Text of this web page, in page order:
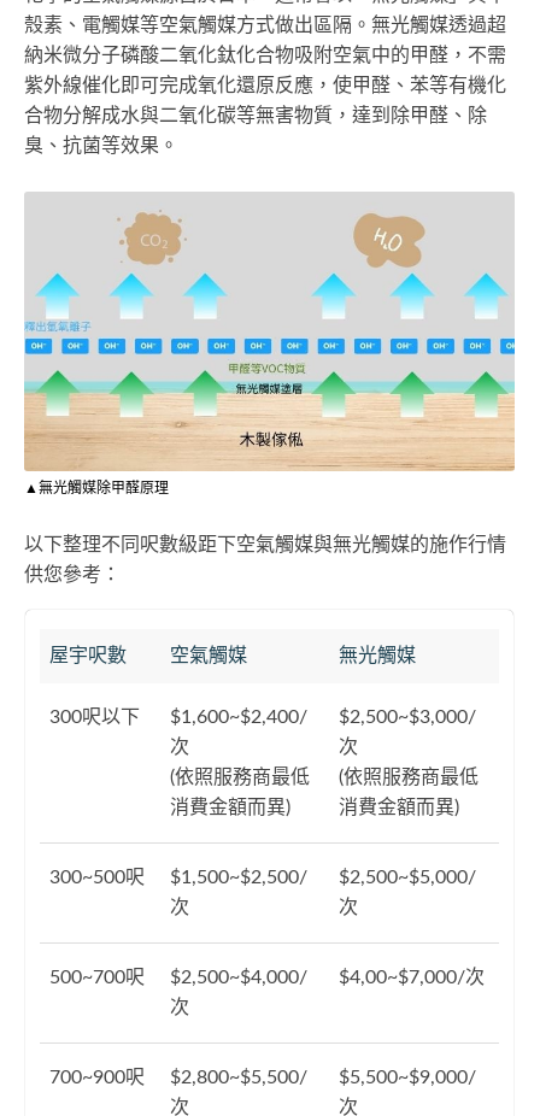
殼素、電觸媒等空氣觸媒方式做出區隔。無光觸媒透過超
納米微分子磷酸二氧化鈦化合物吸附空氣中的甲醛，不需
紫外線催化即可完成氧化還原反應，使甲醛、苯等有機化
合物分解成水與二氧化碳等無害物質，達到除甲醛、除
臭、抗菌等效果。
▲無光觸媒除甲醛原理
以下整理不同呎數級距下空氣觸媒與無光觸媒的施作行情
供您參考：
屋宇呎數 空氣觸媒 無光觸媒
300呎以下
$1,600~$2,400/
次
(依照服務商最低
消費金額而異)
$2,500~$3,000/
次
(依照服務商最低
消費金額而異)
300~500呎
$1,500~$2,500/
次
$2,500~$5,000/
次
500~700呎
$2,500~$4,000/
次
$4,00~$7,000/次
700~900呎
$2,800~$5,500/
次
$5,500~$9,000/
次